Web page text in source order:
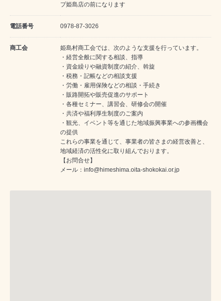
プ姫島店の前になります
電話番号 0978-87-3026
商工会
姫島村商工会では、次のような支援を行っています。
・経営全般に関する相談、指導
・資金繰りや融資制度の紹介、斡旋
・税務・記帳などの相談支援
・労働・雇用保険などの相談・手続き
・販路開拓や販売促進のサポート
・各種セミナー、講習会、研修会の開催
・共済や福利厚生制度のご案内
・観光、イベント等を通じた地域振興事業への参画機会
の提供
これらの事業を通じて、事業者の皆さまの経営改善と、
地域経済の活性化に取り組んでおります。
【お問合せ】
メール：info@himeshima.oita-shokokai.or.jp